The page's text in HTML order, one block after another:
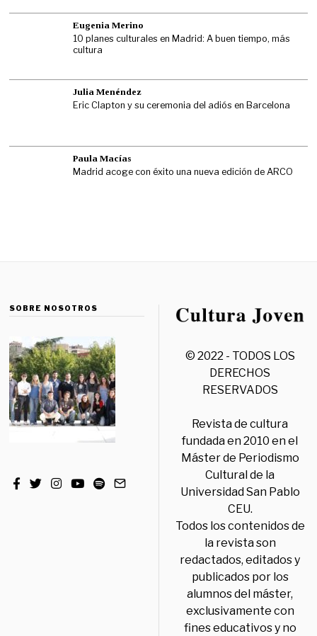
Eugenia Merino
10 planes culturales en Madrid: A buen tiempo, más
cultura
Julia Menéndez
Eric Clapton y su ceremonia del adiós en Barcelona
Paula Macías
Madrid acoge con éxito una nueva edición de ARCO
SOBRE NOSOTROS
© 2022 - TODOS LOS
DERECHOS
RESERVADOS
Revista de cultura
fundada en 2010 en el
Máster de Periodismo
Cultural de la
Universidad San Pablo
CEU.
Todos los contenidos de
la revista son
redactados, editados y
publicados por los
alumnos del máster,
exclusivamente con
fines educativos y no